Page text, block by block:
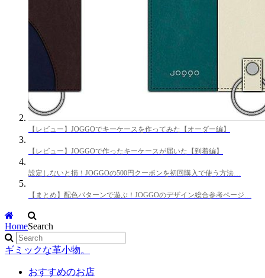
【レビュー】JOGGOでキーケースを作ってみた【オーダー編】
【レビュー】JOGGOで作ったキーケースが届いた【到着編】
設定しないと損！JOGGOの500円クーポンを初回購入で使う方法…
【まとめ】配色パターンで遊ぶ！JOGGOのデザイン総合参考ページ…
HomeSearch
ギミックな革小物。
おすすめのお店